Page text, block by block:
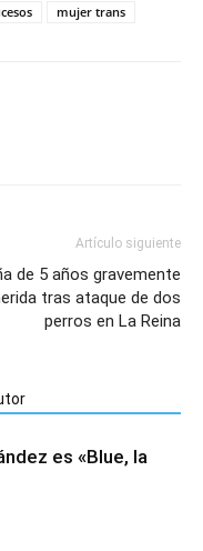
mujer trans
Artículo siguiente
de 5 años gravemente
tras ataque de dos
perros en La Reina
es «Blue, la